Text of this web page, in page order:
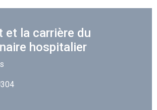
et la carrière du
hospitalier